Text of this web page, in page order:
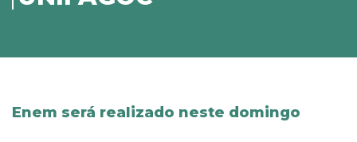
Enem será realizado neste domingo